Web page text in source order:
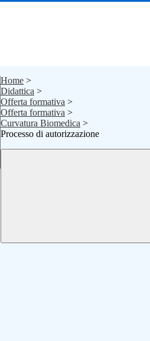
Home >
Didattica >
Offerta formativa >
Offerta formativa >
Curvatura Biomedica >
Processo di autorizzazione